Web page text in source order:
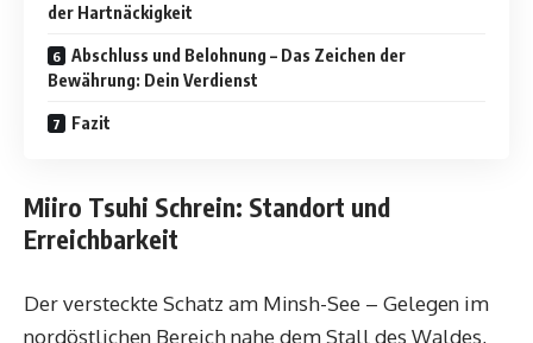
der Hartnäckigkeit
Abschluss und Belohnung – Das Zeichen der
Bewährung: Dein Verdienst
Fazit
Miiro Tsuhi Schrein: Standort und
Erreichbarkeit
Der versteckte Schatz am Minsh-See – Gelegen im
nordöstlichen Bereich nahe dem Stall des Waldes,